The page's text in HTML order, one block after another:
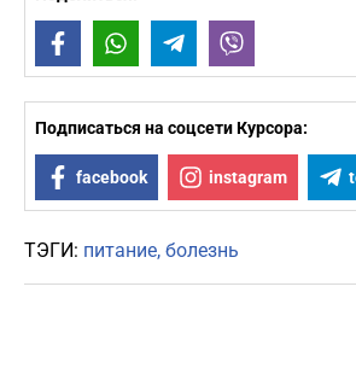
FacebookWhatsAppTelegram
Подписаться на соцсети Курсора:
facebook instagram
ТЭГИ: питание болезнь